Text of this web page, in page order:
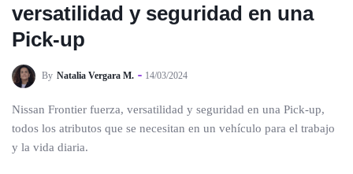
versatilidad y seguridad en una
Pick-up
By Natalia Vergara M. 14/03/2024
Nissan Frontier fuerza, versatilidad y seguridad en una Pick-up,
todos los atributos que se necesitan en un vehículo para el trabajo
y la vida diaria.